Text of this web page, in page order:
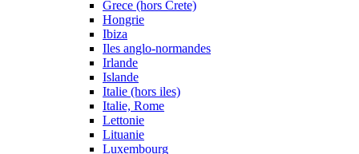
Grece (hors Crete)
Hongrie
Ibiza
Iles anglo-normandes
Irlande
Islande
Italie (hors iles)
Italie, Rome
Lettonie
Lituanie
Luxembourg